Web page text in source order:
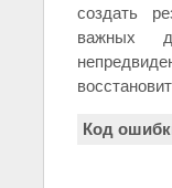
создать
важных
Код